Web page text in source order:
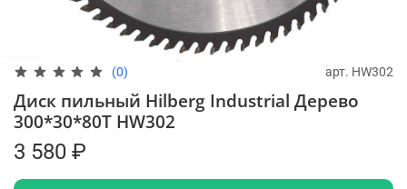
(0) арт. HW302
Диск пильный Hilberg Industrial Дерево
300*30*80Т HW302
3 580 ₽